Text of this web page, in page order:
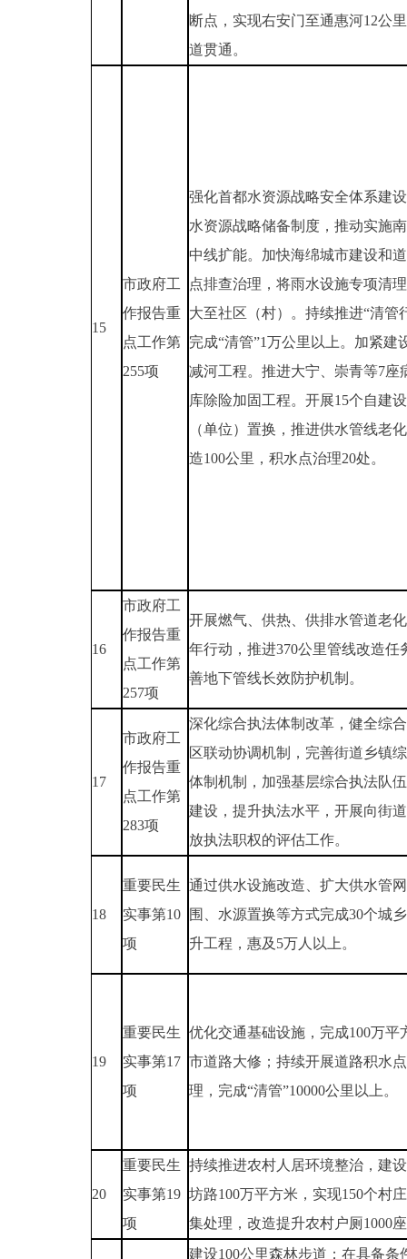
断点，实现右安门至通惠河12公
道贯通。
15
市政府工
作报告重
点工作第
255项
强化首都水资源战略安全体系建
水资源战略储备制度，推动实施
中线扩能。加快海绵城市建设和
点排查治理，将雨水设施专项清
大至社区（村）。持续推进“清管
完成“清管”1万公里以上。加紧建
减河工程。推进大宁、崇青等7座
库除险加固工程。开展15个自建
（单位）置换，推进供水管线老
造100公里，积水点治理20处。
16
市政府工
作报告重
点工作第
257项
开展燃气、供热、供排水管道老
年行动，推进370公里管线改造任
善地下管线长效防护机制。
17
市政府工
作报告重
点工作第
283项
深化综合执法体制改革，健全综
区联动协调机制，完善街道乡镇
体制机制，加强基层综合执法队
建设，提升执法水平，开展向街
放执法职权的评估工作。
18
重要民生
实事第10
项
通过供水设施改造、扩大供水管
围、水源置换等方式完成30个城
升工程，惠及5万人以上。
19
重要民生
实事第17
项
优化交通基础设施，完成100万平
市道路大修；持续开展道路积水
理，完成“清管”10000公里以上。
20
重要民生
实事第19
项
持续推进农村人居环境整治，建
坊路100万平方米，实现150个村
集处理，改造提升农村户厕1000
建设100公里森林步道；在具备条